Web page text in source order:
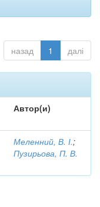
назад 1 далі
Автор(и)
Меленний, В. І.;
Пузирьова, П. В.